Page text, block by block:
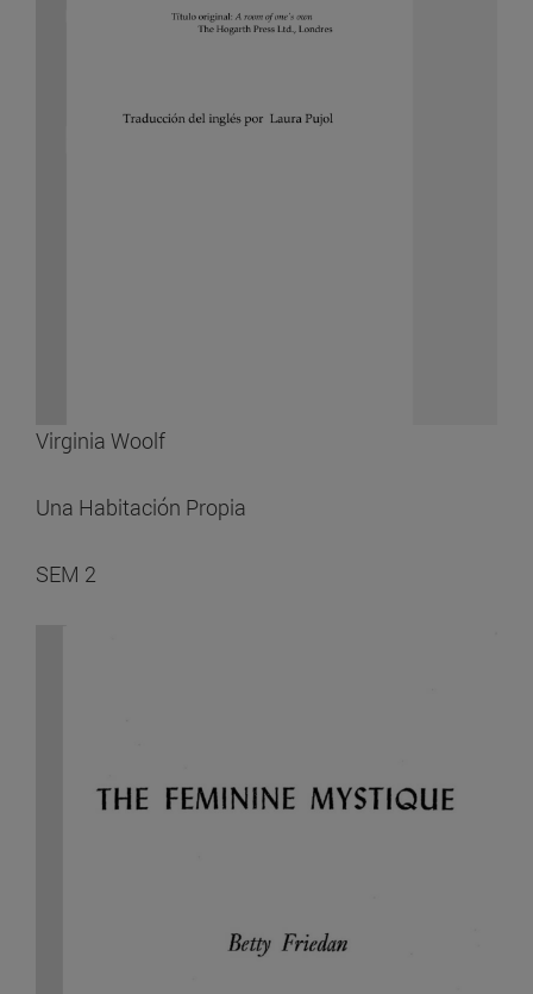
Virginia Woolf
Una Habitación Propia
SEM 2